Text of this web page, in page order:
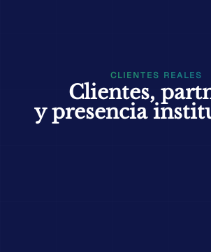
CLIENTES REALES
Clientes,
y presencia